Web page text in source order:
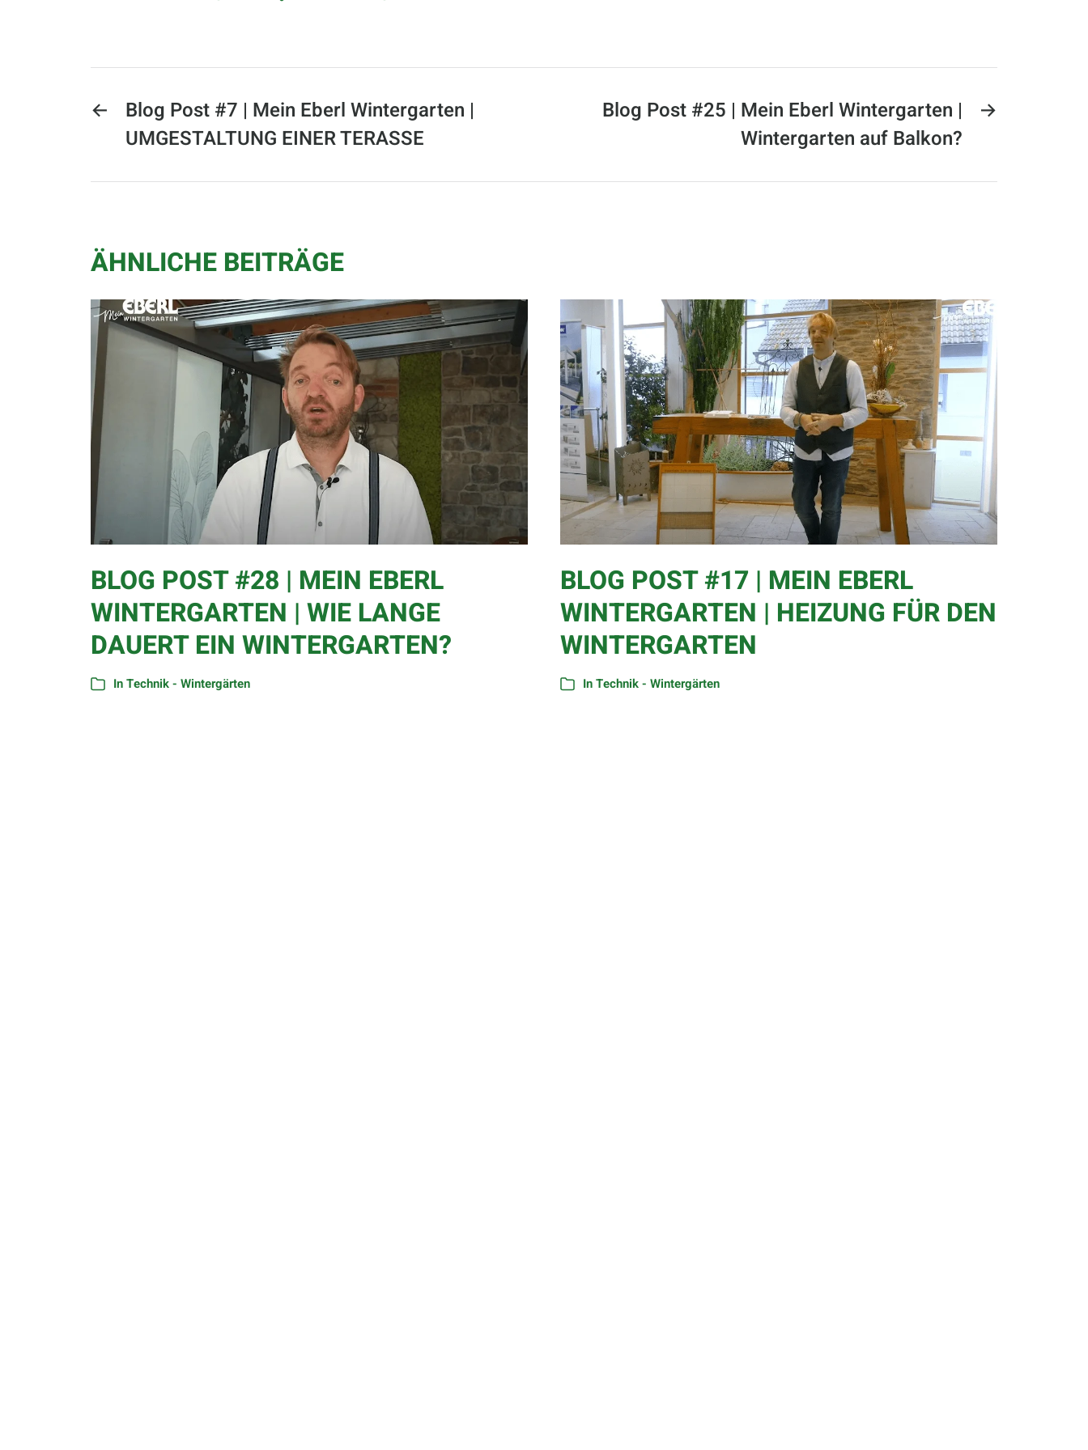
←
Blog Post #7 | Mein Eberl Wintergarten |
UMGESTALTUNG EINER TERASSE
→
Blog Post #25 | Mein Eberl Wintergarten |
Wintergarten auf Balkon?
ÄHNLICHE BEITRÄGE
BLOG POST #28 | MEIN EBERL
WINTERGARTEN | WIE LANGE
DAUERT EIN WINTERGARTEN?
InTechnik - Wintergärten
BLOG POST #17 | MEIN EBERL
WINTERGARTEN | HEIZUNG FÜR DEN
WINTERGARTEN
InTechnik - Wintergärten